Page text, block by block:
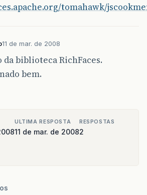
tomahawk/
11 de mar. de 2008
biblioteca RichFaces.
bem.
ULTIMA RESPOSTA
11 de mar. de 2008
RESPOSTAS
2